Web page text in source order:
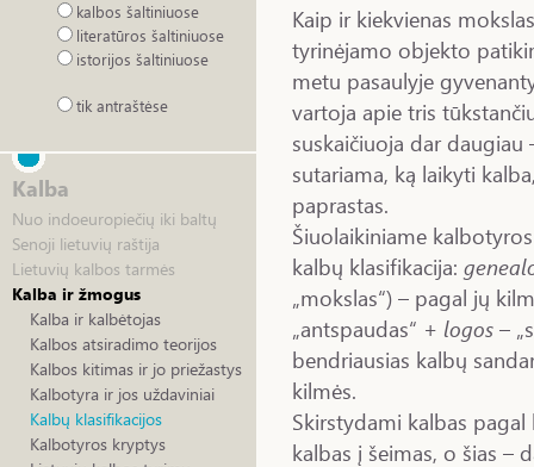
kalbos šaltiniuose
literatūros šaltiniuose
istorijos šaltiniuose
tik antraštėse
Kalba
Nuo indoeuropiečių iki baltų
Senoji lietuvių raštija
Lietuvių kalbos tarmės
Kalba ir žmogus
Kalba ir kalbėtojas
Kalbos atsiradimo teorijos
Kalbos kitimas ir jo priežastys
Kalbotyra ir jos uždaviniai
Kalbų klasifikacijos
Kalbotyros kryptys
Kaip ir kiekvienas
tyrinėjamo objekto
metu pasaulyje
vartoja apie tris
suskaičiuoja dar
sutariama, ką laikyti
paprastas.
Šiuolaikiniame
kalbų klasifikacija:
„mokslas“) – pagal jų
„antspaudas“ + logos –
bendriausias kalbų
kilmės.
Skirstydami kalbas
kalbas į šeimas, o šias –